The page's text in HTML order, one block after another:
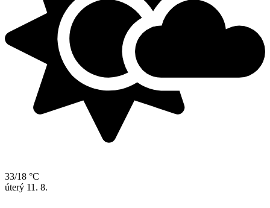
33/18 °C
úterý 11. 8.